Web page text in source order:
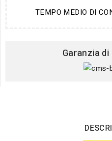
TEMPO MEDIO DI
Garanzia